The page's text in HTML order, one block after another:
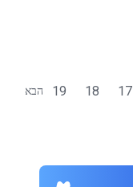
17
18
19 הבא